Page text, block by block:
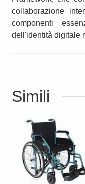
collaborazione
componenti
dell'identità digitale
Simili